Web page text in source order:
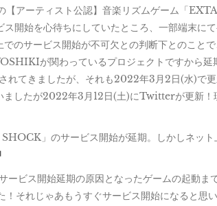
【アーティスト公認】音楽リズムゲーム「
開始を心待ちにしていたところ、一部端末に
のサービス開始が不可欠との判断下とのこと
が関わっているプロジェクトですから延
きましたが、それも2022年3月2日(水)で更
ましたが2022年3月12日(土)にTwitterが更新！
」のサービス開始が延期。しかしネット
ス開始延期の原因となったゲームの起動ま
！それじゃあもうすぐサービス開始になると思